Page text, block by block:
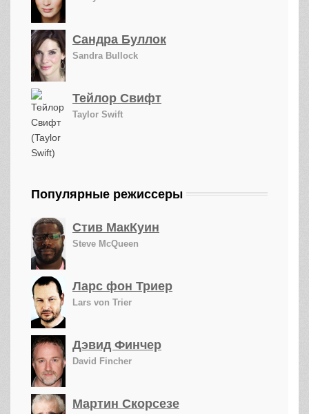
Сандра Буллок
Sandra Bullock
Тейлор Свифт
Taylor Swift
Популярные режиссеры
Стив МакКуин
Steve McQueen
Ларс фон Триер
Lars von Trier
Дэвид Финчер
David Fincher
Мартин Скорсезе